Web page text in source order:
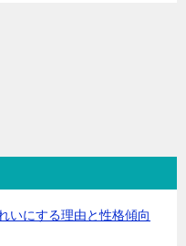
いにする理由と性格傾向